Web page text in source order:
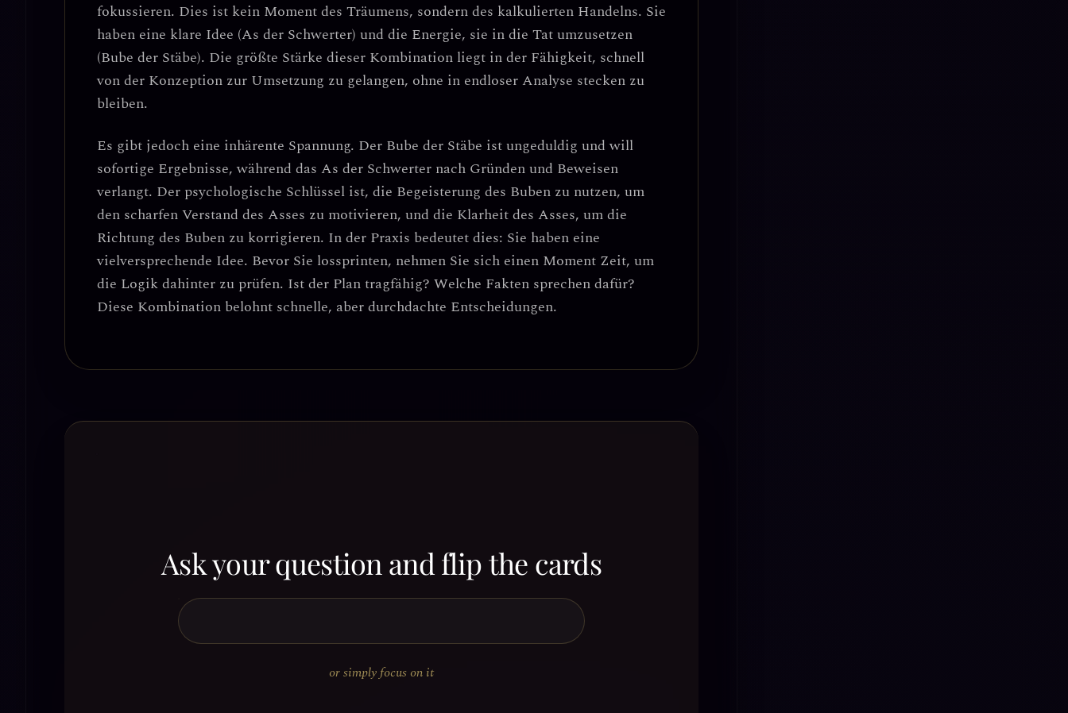
fokussieren. Dies ist kein Moment des Träumens, sondern des kalkulierten Handelns. Sie
haben eine klare Idee (As der Schwerter) und die Energie, sie in die Tat umzusetzen
(Bube der Stäbe). Die größte Stärke dieser Kombination liegt in der Fähigkeit, schnell
von der Konzeption zur Umsetzung zu gelangen, ohne in endloser Analyse stecken zu
bleiben.
Es gibt jedoch eine inhärente Spannung. Der Bube der Stäbe ist ungeduldig und will
sofortige Ergebnisse, während das As der Schwerter nach Gründen und Beweisen
verlangt. Der psychologische Schlüssel ist, die Begeisterung des Buben zu nutzen, um
den scharfen Verstand des Asses zu motivieren, und die Klarheit des Asses, um die
Richtung des Buben zu korrigieren. In der Praxis bedeutet dies: Sie haben eine
vielversprechende Idee. Bevor Sie lossprinten, nehmen Sie sich einen Moment Zeit, um
die Logik dahinter zu prüfen. Ist der Plan tragfähig? Welche Fakten sprechen dafür?
Diese Kombination belohnt schnelle, aber durchdachte Entscheidungen.
Ask your question and flip the cards
or simply focus on it